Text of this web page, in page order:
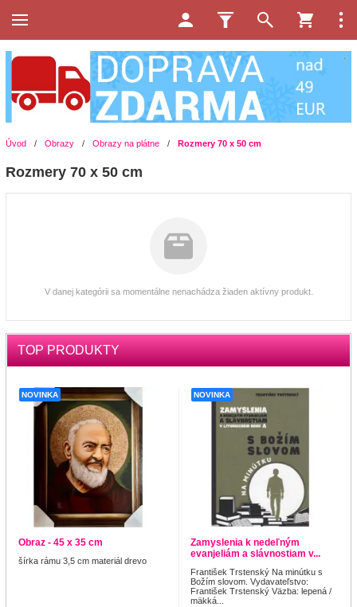
Úvod / Obrazy / Obrazy na plátne / Rozmery 70 x 50 cm
Rozmery 70 x 50 cm
V danej kategórii sa momentálne nenachádza žiaden aktívny produkt.
TOP PRODUKTY
NOVINKA
Obraz - 45 x 35 cm
šírka rámu 3,5 cm materiál drevo
NOVINKA
Zamyslenia k nedeľným
evanjeliám a slávnostiam v...
František Trstenský Na minútku s
Božím slovom. Vydavateľstvo:
František Trstenský Väzba: lepená /
mäkká...